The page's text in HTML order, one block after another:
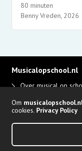
80 minuten
Benny Vreden, 2026
Om
cookies. Privacy Policy
Musicalopschool.nl
Over musical op
Adverteren